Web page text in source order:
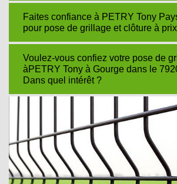
Faites confiance à PETRY Tony
pour pose de grillage et clôture à
Voulez-vous confiez votre pose de
àPETRY Tony à Gourge dans le
Dans quel intérêt ?